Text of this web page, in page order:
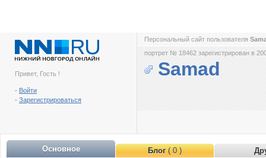
Привет, Гость !
- Войти
- Зарегистрироваться
Персональный сайт пользователя
портрет № 18462 зарегистрирован в
Samad
Основное Блог( 0 )